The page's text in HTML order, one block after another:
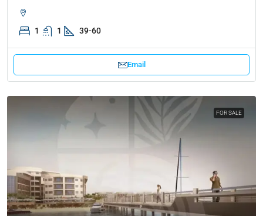
1 1 39-60
Email
FOR SALE